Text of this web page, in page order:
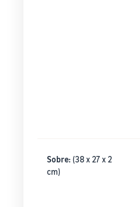
Sobre: (38 x 27 x 2
cm)